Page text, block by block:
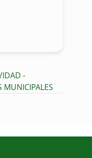
-
MUNICIPALES